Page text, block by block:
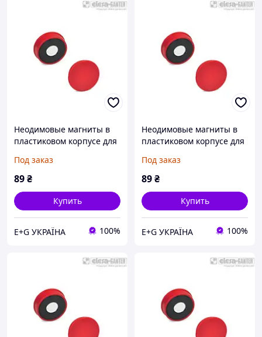
Неодимовые магниты в
пластиковом корпусе для
доскам F 10-35 Н GN 53.1-
ND-18-GR
Под заказ
89₴
Купить
E+G УКРАЇНА 100%
Неодимовые магниты в
пластиковом корпусе для
доскам F 10-35 Н GN 53.1-
ND-18-RT
Под заказ
89₴
Купить
E+G УКРАЇНА 100%